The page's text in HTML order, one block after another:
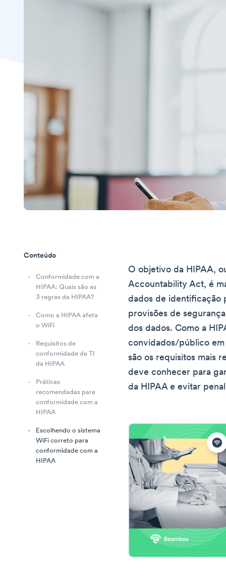
Conteúdo
Conformidade com a
HIPAA: Quais são as
3 regras da HIPAA?
Como a HIPAA afeta
o WiFi
Requisitos de
conformidade de TI
da HIPAA
Práticas
recomendadas para
conformidade com a
HIPAA
Escolhendo o sistema
WiFi correto para
conformidade com a
HIPAA
O objetivo da HIPAA,
Accountability Act, é
dados de identificação
provisões de
dos dados. Como a
convidados/público em
são os requisitos mais
deve conhecer para
da HIPAA e evitar